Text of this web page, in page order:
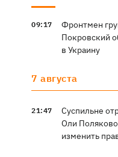
09:17
Фронтмен
Покровский
в Украину
7 августа
21:47
Суспильне
Оли
изменить